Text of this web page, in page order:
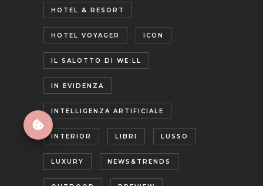
HOTEL & RESORT
HOTEL VOYAGER ICON
IL SALOTTO DI WE:LL
IN EVIDENZA
INTELLIGENZA ARTIFICIALE
INTERIOR LIBRI LUSSO
LUXURY NEWS&TRENDS